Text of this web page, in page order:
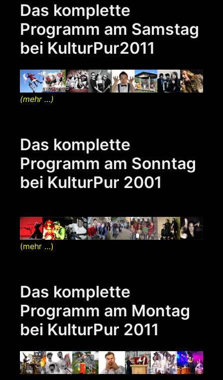
Das komplette
Programm am Samstag
bei KulturPur2011
(mehr …)
Das komplette
Programm am Sonntag
bei KulturPur 2001
(mehr …)
Das komplette
Programm am Montag
bei KulturPur 2011